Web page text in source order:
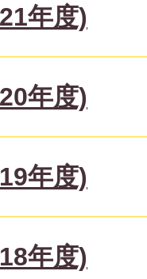
年度)
年度)
年度)
年度)